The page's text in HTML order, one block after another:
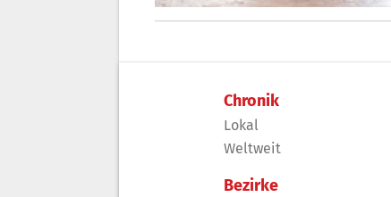
Chronik
Lokal
Weltweit
Bezirke